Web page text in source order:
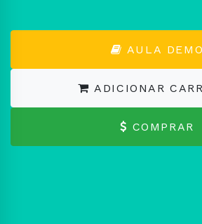
AULA DEMO
ADICIONAR
COMPRAR